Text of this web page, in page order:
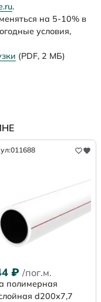
.
на 5-10% в
условия,
(PDF, 2 МБ)
011688
₽ /пог.м.
полимерная
d200x7,7